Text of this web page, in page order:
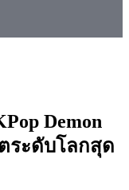
Demon
ระดับโลกสุด